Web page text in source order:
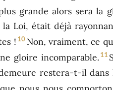
grande alors sera la
Loi, était déjà
! 10 Non, vraiment, ce
gloire incomparable. 11
restera-t-il dans